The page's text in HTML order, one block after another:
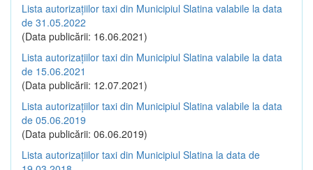
Lista autorizațiilor taxi din Municipiul Slatina valabile la data
de 31.05.2022
(Data publicării: 16.06.2021)
Lista autorizațiilor taxi din Municipiul Slatina valabile la data
de 15.06.2021
(Data publicării: 12.07.2021)
Lista autorizațiilor taxi din Municipiul Slatina valabile la data
de 05.06.2019
(Data publicării: 06.06.2019)
Lista autorizațiilor taxi din Municipiul Slatina la data de